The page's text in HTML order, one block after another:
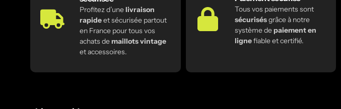
Profitez d’unelivraison
rapideet sécurisée partout
en France pour tous vos
achats demaillots vintage
et accessoires.
Tous vos paiements sont
sécurisésgrâce à notre
système depaiement en
lignefiable et certifié.